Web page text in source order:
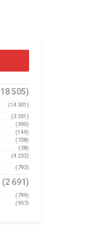
505)
(14 301)
(3 351)
(390)
(149)
(738)
(38)
(4 232)
(793)
(2 691)
(799)
(957)